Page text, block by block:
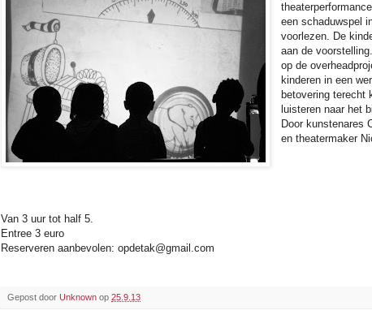
een schaduwspel
voorlezen. De
aan de
op de
kinderen in een
betovering terecht
luisteren naar het
Door kunstenares
en theatermaker
Van 3 uur tot half 5.
Entree 3 euro
Reserveren aanbevolen: opdetak@gmail.com
Gepost door Unknown op 25.9.13